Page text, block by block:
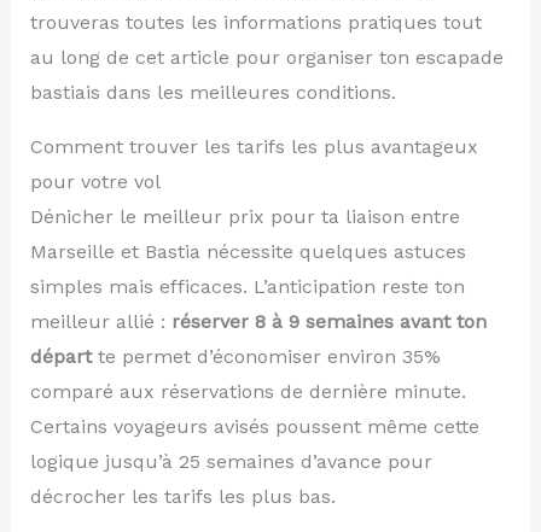
trouveras toutes les informations pratiques tout
au long de cet article pour organiser ton escapade
bastiais dans les meilleures conditions.
Comment trouver les tarifs les plus avantageux
pour votre vol
Dénicher le meilleur prix pour ta liaison entre
Marseille et Bastia nécessite quelques astuces
simples mais efficaces. L’anticipation reste ton
meilleur allié : réserver 8 à 9 semaines avant ton
départte permet d’économiser environ 35%
comparé aux réservations de dernière minute.
Certains voyageurs avisés poussent même cette
logique jusqu’à 25 semaines d’avance pour
décrocher les tarifs les plus bas.